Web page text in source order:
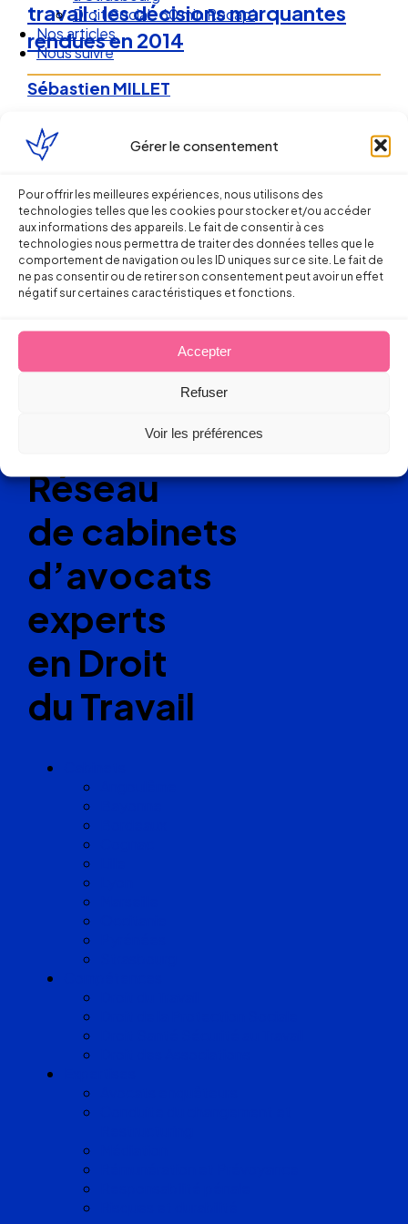
Gérer le consentement
Pour offrir les meilleures expériences, nous utilisons des
technologies telles que les cookies pour stocker et/ou accéder
aux informations des appareils. Le fait de consentir à ces
technologies nous permettra de traiter des données telles que le
comportement de navigation ou les ID uniques sur ce site. Le fait de
ne pas consentir ou de retirer son consentement peut avoir un effet
négatif sur certaines caractéristiques et fonctions.
Accepter
Refuser
Voir les préférences
Droit Social : 60 min Recap’
Nos articles
Nous suivre
travail : les décisions marquantes
rendues en 2014
Sébastien MILLET
10 février 2015
Ellipse Avocats
Réseau
de cabinets
d’avocats
experts
en Droit
du Travail